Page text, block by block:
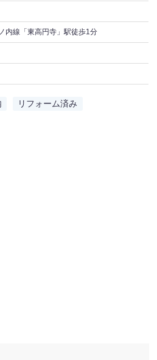
内線「東高円寺」駅徒歩1分
リフォーム済み